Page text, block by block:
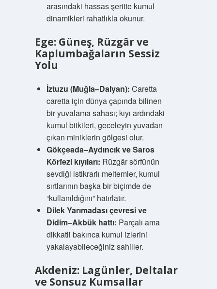
arasındaki hassas şeritte kumul
dinamikleri rahatlıkla okunur.
Ege: Güneş, Rüzgâr ve
Kaplumbağaların Sessiz
Yolu
İztuzu (Muğla–Dalyan): Caretta
caretta için dünya çapında bilinen
bir yuvalama sahası; kıyı ardındaki
kumul bitkileri, geceleyin yuvadan
çıkan miniklerin gölgesi olur.
Gökçeada–Aydıncık ve Saros
Körfezi kıyıları: Rüzgâr sörfünün
sevdiği istikrarlı meltemler, kumul
sırtlarının başka bir biçimde de
“kullanıldığını” hatırlatır.
Dilek Yarımadası çevresi ve
Didim–Akbük hattı: Parçalı ama
dikkatli bakınca kumul izlerini
yakalayabileceğiniz sahiller.
Akdeniz: Lagünler, Deltalar
ve Sonsuz Kumsallar